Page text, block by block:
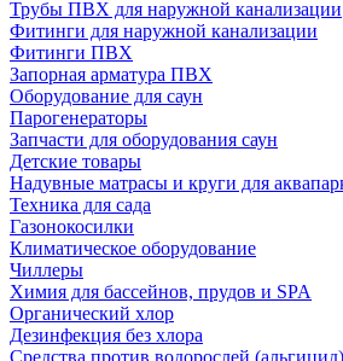
Трубы ПВХ для наружной канализации
Фитинги для наружной канализации
Фитинги ПВХ
Запорная арматура ПВХ
Оборудование для саун
Парогенераторы
Запчасти для оборудования саун
Детские товары
Надувные матрасы и круги для
Техника для сада
Газонокосилки
Климатическое оборудование
Чиллеры
Химия для бассейнов, прудов и SPA
Органический хлор
Дезинфекция без хлора
Средства против водорослей (альгицид)